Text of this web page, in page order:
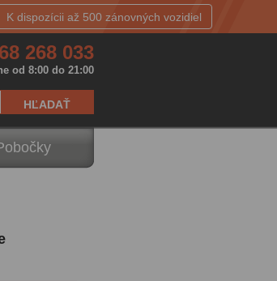
K dispozícii až 500 zánovných vozidiel
268 033
od 8:00 do 21:00